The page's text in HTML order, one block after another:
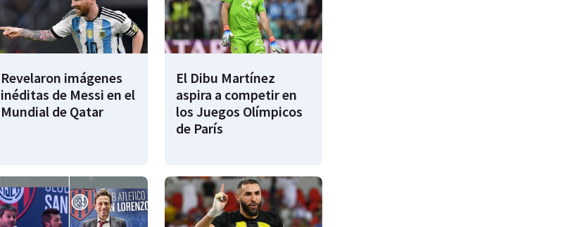
Revelaron imágenes
inéditas de Messi en el
Mundial de Qatar
El Dibu Martínez
aspira a competir en
los Juegos Olímpicos
de París